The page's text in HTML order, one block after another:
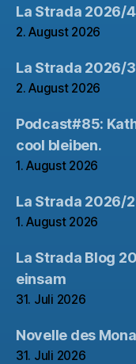
La Strada 2026/
2. August 2026
La Strada 2026/
2. August 2026
Podcast#85:
cool bleiben.
1. August 2026
La Strada 2026/
1. August 2026
La Strada Blog
einsam
31. Juli 2026
Novelle des
31. Juli 2026